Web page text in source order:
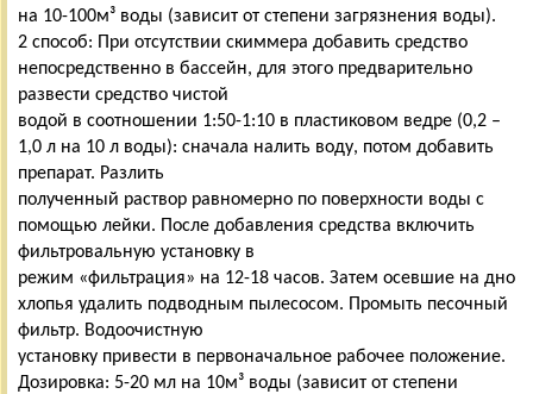
на 10-100м³ воды (зависит от степени загрязнения воды).
2 способ: При отсутствии скиммера добавить средство
непосредственно в бассейн, для этого предварительно
развести средство чистой
водой в соотношении 1:50-1:10 в пластиковом ведре (0,2 –
1,0 л на 10 л воды): сначала налить воду, потом добавить
препарат. Разлить
полученный раствор равномерно по поверхности воды с
помощью лейки. После добавления средства включить
фильтровальную установку в
режим «фильтрация» на 12-18 часов. Затем осевшие на дно
хлопья удалить подводным пылесосом. Промыть песочный
фильтр. Водоочистную
установку привести в первоначальное рабочее положение.
Дозировка: 5-20 мл на 10м³ воды (зависит от степени